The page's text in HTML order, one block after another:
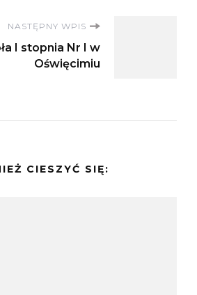
NASTĘPNY WPIS
I stopnia Nr I w
Oświęcimiu
CIESZYĆ SIĘ: